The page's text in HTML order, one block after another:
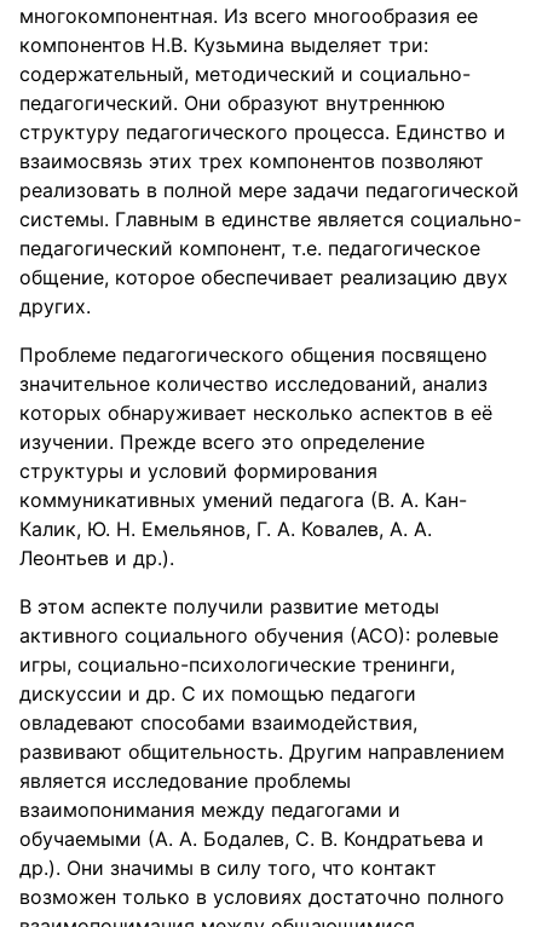
многокомпонентная. Из всего многообразия ее
компонентов Н.В. Кузьмина выделяет три:
содержательный, методический и социально-
педагогический. Они образуют внутреннюю
структуру педагогического процесса. Единство и
взаимосвязь этих трех компонентов позволяют
реализовать в полной мере задачи педагогической
системы. Главным в единстве является социально-
педагогический компонент, т.е. педагогическое
общение, которое обеспечивает реализацию двух
других.
Проблеме педагогического общения посвящено
значительное количество исследований, анализ
которых обнаруживает несколько аспектов в её
изучении. Прежде всего это определение
структуры и условий формирования
коммуникативных умений педагога (В. А. Кан-
Калик, Ю. Н. Емельянов, Г. А. Ковалев, А. А.
Леонтьев и др.).
В этом аспекте получили развитие методы
активного социального обучения (АСО): ролевые
игры, социально-психологические тренинги,
дискуссии и др. С их помощью педагоги
овладевают способами взаимодействия,
развивают общительность. Другим направлением
является исследование проблемы
взаимопонимания между педагогами и
обучаемыми (А. А. Бодалев, С. В. Кондратьева и
др.). Они значимы в силу того, что контакт
возможен только в условиях достаточно полного